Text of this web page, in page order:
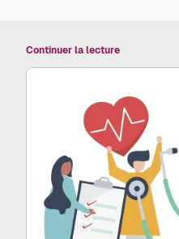
Continuer la lecture